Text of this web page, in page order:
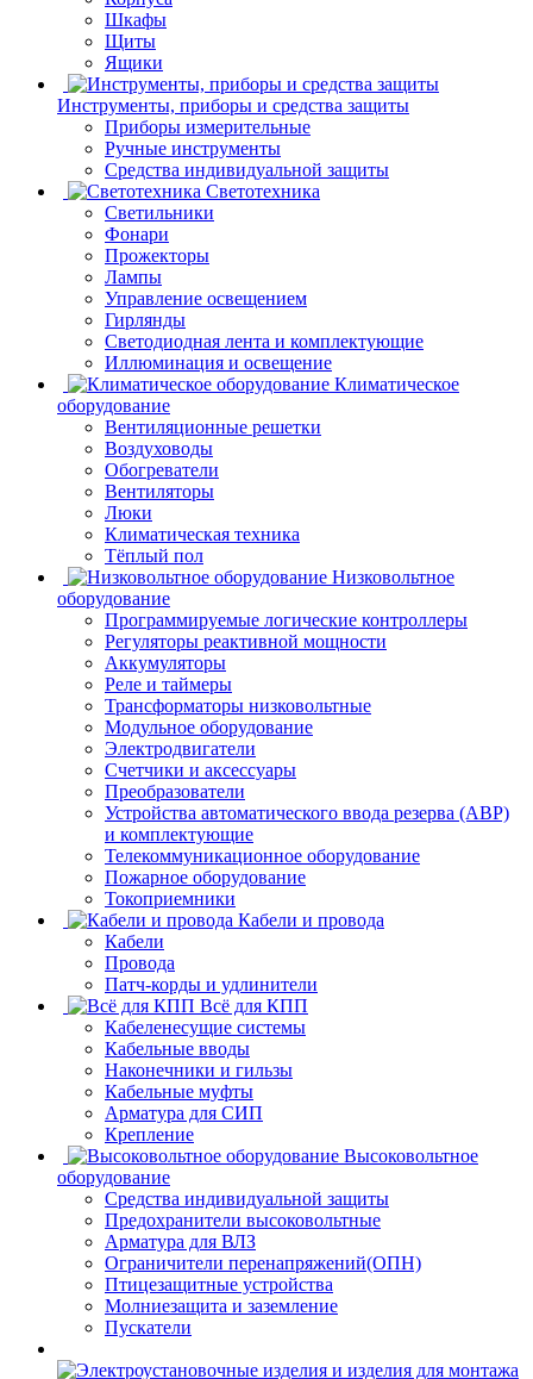
Шкафы
Щиты
Ящики
Инструменты, приборы и средства защиты
Приборы измерительные
Ручные инструменты
Средства индивидуальной защиты
Светотехника
Светильники
Фонари
Прожекторы
Лампы
Управление освещением
Гирлянды
Светодиодная лента и комплектующие
Иллюминация и освещение
Климатическое
оборудование
Вентиляционные решетки
Воздуховоды
Обогреватели
Вентиляторы
Люки
Климатическая техника
Тёплый пол
Низковольтное
оборудование
Программируемые логические контроллеры
Регуляторы реактивной мощности
Аккумуляторы
Реле и таймеры
Трансформаторы низковольтные
Модульное оборудование
Электродвигатели
Счетчики и аксессуары
Преобразователи
Устройства автоматического ввода резерва (АВР)
и комплектующие
Телекоммуникационное оборудование
Пожарное оборудование
Токоприемники
Кабели и провода
Кабели
Провода
Патч-корды и удлинители
Всё для КПП
Кабеленесущие системы
Кабельные вводы
Наконечники и гильзы
Кабельные муфты
Арматура для СИП
Крепление
Высоковольтное
оборудование
Средства индивидуальной защиты
Предохранители высоковольтные
Арматура для ВЛЗ
Ограничители перенапряжений(ОПН)
Птицезащитные устройства
Молниезащита и заземление
Пускатели